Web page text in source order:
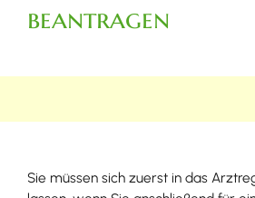
beantragen
Sie müssen sich zuerst in das